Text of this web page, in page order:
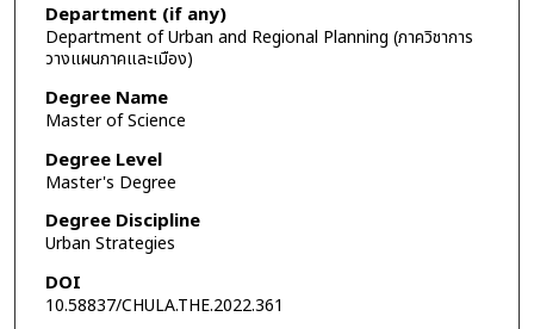
Department (if any)
Department of Urban and Regional Planning (ภาควิชาการ
วางแผนภาคและเมือง)
Degree Name
Master of Science
Degree Level
Master's Degree
Degree Discipline
Urban Strategies
DOI
10.58837/CHULA.THE.2022.361